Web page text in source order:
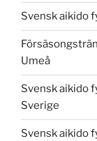
Svensk aikido
Umeå
Svensk aikido
Sverige
Svensk aikido